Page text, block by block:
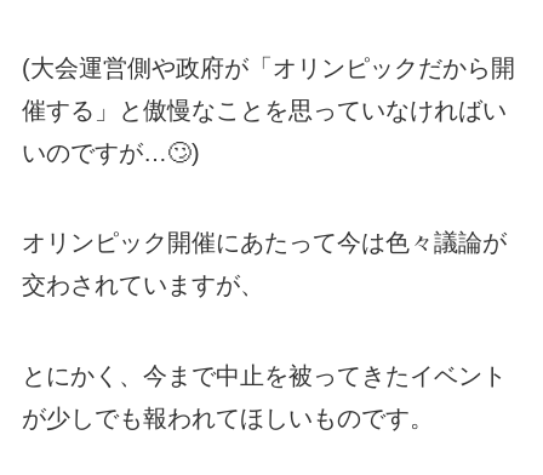
(大会運営側や政府が「オリンピックだから開
催する」と傲慢なことを思っていなければい
いのですが…🙄)
オリンピック開催にあたって今は色々議論が
交わされていますが、
とにかく、今まで中止を被ってきたイベント
が少しでも報われてほしいものです。